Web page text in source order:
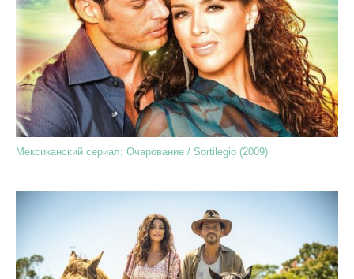
Мексиканский сериал: Очарование / Sortilegio (2009)